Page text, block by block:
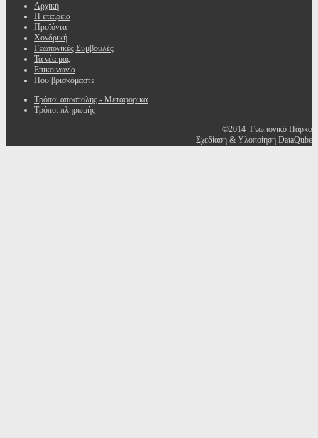
Αρχική
Η εταιρεία
Προϊόντα
Χονδρική
Γεωπονικές Συμβουλές
Τα νέα μας
Επικοινωνία
Που βρισκόμαστε
Τρόποι αποστολής - Μεταφορικά
Τρόποι πληρωμής
©2014 Γεωπονικό Πάρκο
Σχεδίαση & Υλοποίηση DataQube